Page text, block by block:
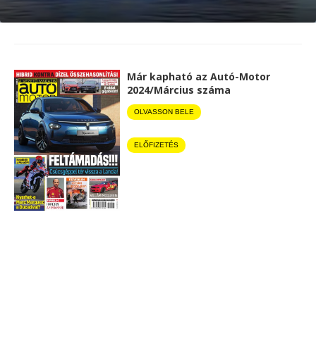
Már kapható az Autó-Motor
2024/Március száma
OLVASSON BELE
ELŐFIZETÉS